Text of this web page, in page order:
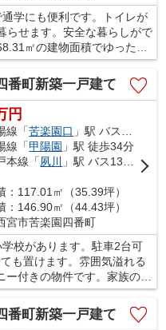
学にも便利です。トイレが
らせます。安全な暮らしがで
㎡の建物面積でゆったり
い探しをするのであれば、
ょう。住みやすい環境が整
していただけます。
番町新築一戸建て
円
線「苦楽園口 」駅 バス9分 「苦楽園」 停歩10分
線「甲陽園 」駅 徒歩34分
本線「夙川
」駅 バス13分 「苦楽園」 停歩11分
：117.01㎡（35.39坪）
：146.90㎡（44.43坪）
宮市苦楽園四番町
校があります。駐車2台可
も置けます。雰囲気溢れる
ー付きの物件です。家族の憩
適な心地よいものであって
ぶ不動産を数多く取り扱っ
番町新築一戸建て